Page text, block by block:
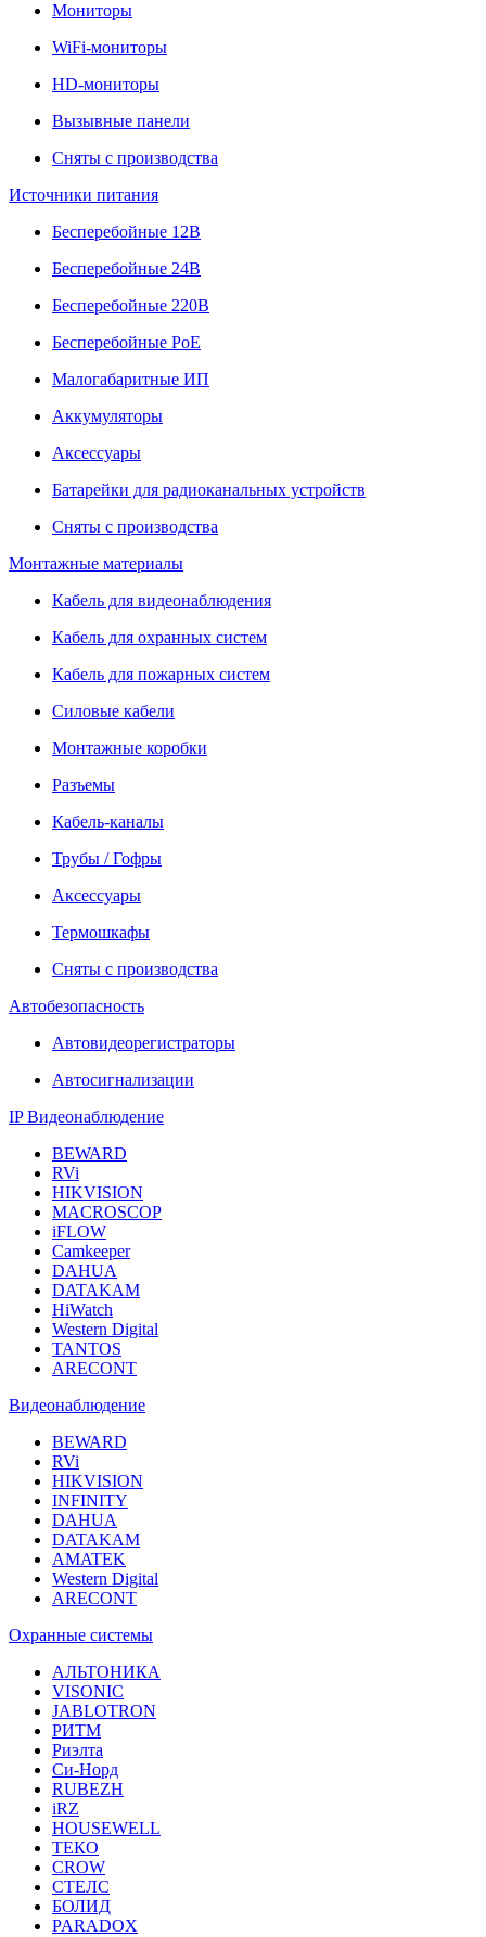
Мониторы
WiFi-мониторы
HD-мониторы
Вызывные панели
Сняты с производства
Источники питания
Бесперебойные 12В
Бесперебойные 24В
Бесперебойные 220В
Бесперебойные PoE
Малогабаритные ИП
Аккумуляторы
Аксессуары
Батарейки для радиоканальных устройств
Сняты с производства
Монтажные материалы
Кабель для видеонаблюдения
Кабель для охранных систем
Кабель для пожарных систем
Силовые кабели
Монтажные коробки
Разъемы
Кабель-каналы
Трубы / Гофры
Аксессуары
Термошкафы
Сняты с производства
Автобезопасность
Автовидеорегистраторы
Автосигнализации
IP Видеонаблюдение
BEWARD
RVi
HIKVISION
MACROSCOP
iFLOW
Camkeeper
DAHUA
DATAKAM
HiWatch
Western Digital
TANTOS
ARECONT
Видеонаблюдение
BEWARD
RVi
HIKVISION
INFINITY
DAHUA
DATAKAM
AMATEK
Western Digital
ARECONT
Охранные системы
АЛЬТОНИКА
VISONIC
JABLOTRON
РИТМ
Риэлта
Си-Норд
RUBEZH
iRZ
HOUSEWELL
ТЕКО
CROW
СТЕЛС
БОЛИД
PARADOX